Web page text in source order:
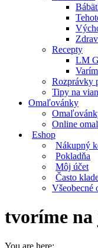
Recepty
LM
Rozprávky
Tipy na
Omaľovánky
Online
Eshop
Nákupný
Pokladňa
Môj účet
Často
Všeobecné
tvoríme na
You are here: